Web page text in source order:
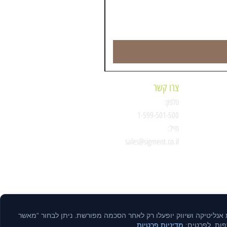
צרו קשר
טלפון:
1-599-501-500
מייל:
sales@sigment.co.il
אנליטיקה ושיווק יופעלו רק לאחר הסכמה מפורשת. ניתן לבחור “מאשר
לפרטים: מדיניות פרטיות